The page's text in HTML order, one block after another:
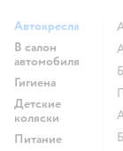
Автокресла
В салон
автомобиля
Гигиена
Детские
коляски
Питание